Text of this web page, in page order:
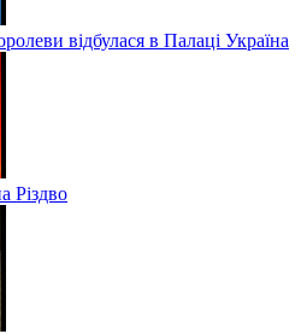
відбулася в Палаці Україна
Різдво